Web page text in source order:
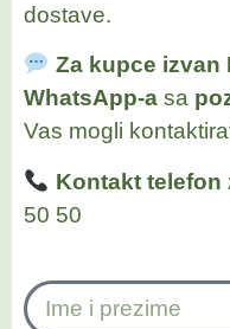
dostave.
Za kupce izvan
WhatsApp-a sa
Vas mogli
Kontakt telefon
50 50